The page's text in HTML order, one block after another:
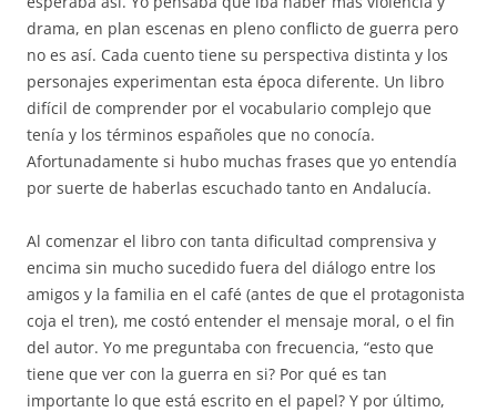
drama, en plan escenas en pleno conflicto de guerra pero
no es así. Cada cuento tiene su perspectiva distinta y los
personajes experimentan esta época diferente. Un libro
difícil de comprender por el vocabulario complejo que
tenía y los términos españoles que no conocía.
Afortunadamente si hubo muchas frases que yo entendía
por suerte de haberlas escuchado tanto en Andalucía.
Al comenzar el libro con tanta dificultad comprensiva y
encima sin mucho sucedido fuera del diálogo entre los
amigos y la familia en el café (antes de que el protagonista
coja el tren), me costó entender el mensaje moral, o el fin
del autor. Yo me preguntaba con frecuencia, “esto que
tiene que ver con la guerra en si? Por qué es tan
importante lo que está escrito en el papel? Y por último,